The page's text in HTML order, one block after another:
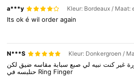
4.85
4.85 24K Volgers
a***y
Itsokéwilorderagain
N***S
غيركنت نبيه لي صبع سبابة مقاسه ضيق لكن
حنلبسه Ring Finger